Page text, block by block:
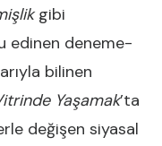
gibi
edinen deneme-
bilinen
Yaşamak’ta
değişen siyasal